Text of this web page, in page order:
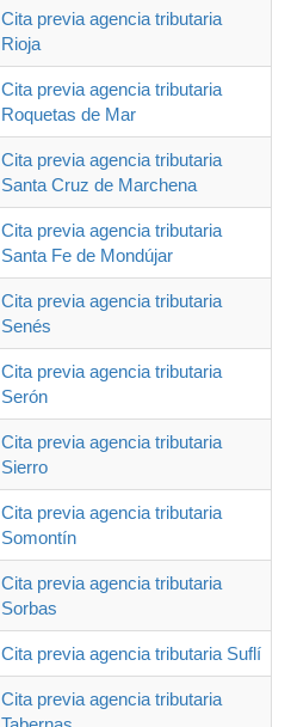
Cita previa agencia tributaria
Rioja
Cita previa agencia tributaria
Roquetas de Mar
Cita previa agencia tributaria
Santa Cruz de Marchena
Cita previa agencia tributaria
Santa Fe de Mondújar
Cita previa agencia tributaria
Senés
Cita previa agencia tributaria
Serón
Cita previa agencia tributaria
Sierro
Cita previa agencia tributaria
Somontín
Cita previa agencia tributaria
Sorbas
Cita previa agencia tributaria Suflí
Cita previa agencia tributaria